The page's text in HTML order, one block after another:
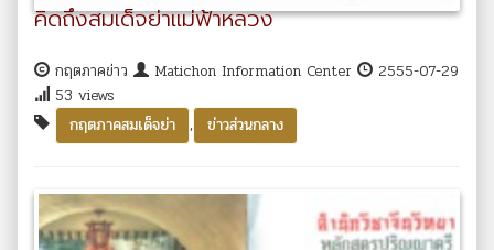
คิดถึงสมเด็จย่าแม่ฟ้าหลวง
กฤตภาคข่าว Matichon Information Center
2555-07-29
53 views
กฤตภาคสมเด็จย่า
, ข่าวส่วนกลาง